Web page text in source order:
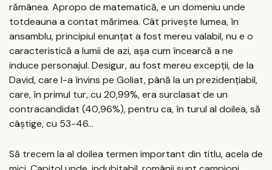
rămânea. Apropo de matematică, e un domeniu unde
totdeauna a contat mărimea. Cât privește lumea, în
ansamblu, principiul enunțat a fost mereu valabil, nu e o
caracteristică a lumii de azi, așa cum încearcă a ne
induce personajul. Desigur, au fost mereu excepții, de la
David, care l-a învins pe Goliat, până la un prezidențiabil,
care, în primul tur, cu 20,99%, era surclasat de un
contracandidat (40,96%), pentru ca, în turul al doilea, să
câștige, cu 53-46...
Să trecem la al doilea termen important din titlu, acela de